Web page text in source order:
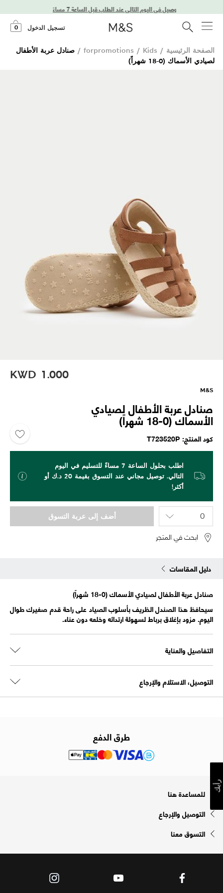
توصيل في اليوم التالي عند الطلب قبل الساعة 7 مساءً
تسجيل الدخول 0
الصفحة الرئيسية /
forpromotions / Kids
/ صنادل عربة الأطفال
لصيادي الأسماك (0-18 شهراً)
KWD 1.000
M&S
صنادل عربة الأطفال لصيادي
الأسماك (0-18 شهراً)
كود المنتج T723520P
اطلب بحلول الساعة 7 مساءً للتسليم في اليوم
التالي. توصيل مجاني عند التسوق بقيمة 20 د.ك أو
أكثر!
أضف إلى عربة التسوق
ابحث في المتجر
دليل المقاسات
صنادل عربة الأطفال لصيادي الأسماك (0-18 شهراً)
سيحافظ هذا الصندل الظريف بأسلوب الصياد على راحة قدم صغيرك طوال
اليوم. مزود بإغلاق برباط لسهولة ارتدائه وخلعه دون عناء.
التفاصيل والعناية
التوصيل، الاستلام والإرجاع
طرق الدفع
للمساعدة هنا
التوصيل والإرجاع
التسوق معنا
رأيك